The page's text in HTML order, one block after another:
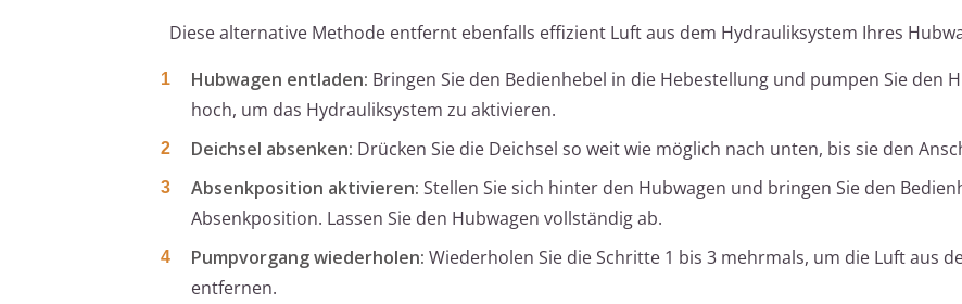
Diese alternative Methode entfernt ebenfalls effizient Luft aus dem Hydrauliksystem Ihres
Hubwagen entladen: Bringen Sie den Bedienhebel in die Hebestellung und pumpen Sie den
hoch, um das Hydrauliksystem zu aktivieren.
Deichsel absenken: Drücken Sie die Deichsel so weit wie möglich nach unten, bis sie den
Absenkposition aktivieren: Stellen Sie sich hinter den Hubwagen und bringen Sie den
Absenkposition. Lassen Sie den Hubwagen vollständig ab.
Pumpvorgang wiederholen: Wiederholen Sie die Schritte 1 bis 3 mehrmals, um die Luft aus
entfernen.